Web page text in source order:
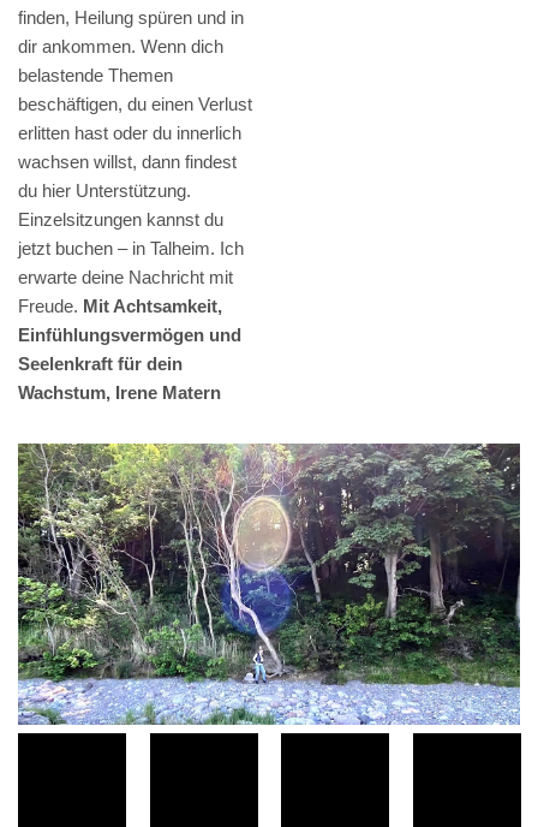
finden, Heilung spüren und in
dir ankommen. Wenn dich
belastende Themen
beschäftigen, du einen Verlust
erlitten hast oder du innerlich
wachsen willst, dann findest
du hier Unterstützung.
Einzelsitzungen kannst du
jetzt buchen – in Talheim. Ich
erwarte deine Nachricht mit
Freude. Mit Achtsamkeit,
Einfühlungsvermögen und
Seelenkraft für dein
Wachstum, Irene Matern